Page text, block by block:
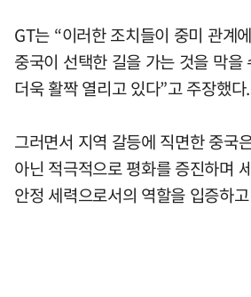
GT는 “이러한 조치들이 중미 관계
중국이 선택한 길을 가는 것을 막을
더욱 활짝 열리고 있다”고 주장했다.
그러면서 지역 갈등에 직면한 중국
아닌 적극적으로 평화를 증진하며
안정 세력으로서의 역할을 입증하